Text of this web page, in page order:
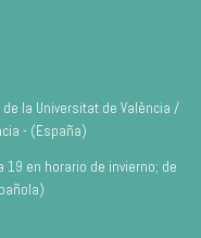
de la Universitat de València /
- (España)
19 en horario de invierno; de